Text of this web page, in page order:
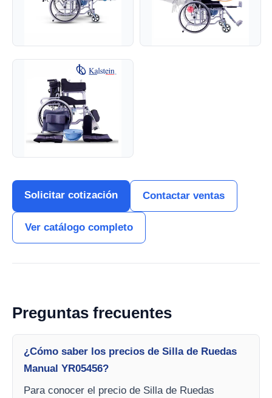
Solicitar cotización Contactar ventas
Ver catálogo completo
Preguntas frecuentes
¿Cómo saber los precios de Silla de Ruedas
Manual YR05456?
Para conocer el precio de Silla de Ruedas